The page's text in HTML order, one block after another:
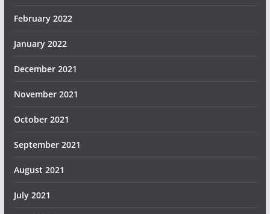
February 2022
January 2022
December 2021
November 2021
October 2021
September 2021
August 2021
July 2021